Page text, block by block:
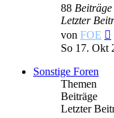
88 Beiträge
Letzter
von FOE
So 17. Okt
Sonstige Foren
Themen
Beiträge
Letzter